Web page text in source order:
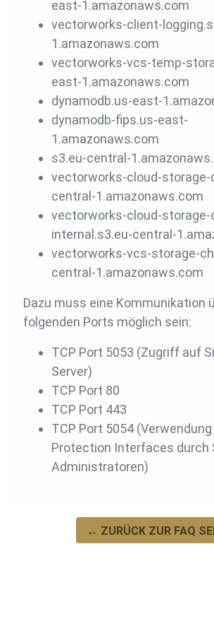
east-1.amazonaws.com
vectorworks-client-
1.amazonaws.com
vectorworks-vcs-temp-
east-1.amazonaws.com
dynamodb.us-east-
dynamodb-fips.us-east-
1.amazonaws.com
s3.eu-central-
vectorworks-cloud-storage-
central-1.amazonaws.com
vectorworks-cloud-storage-
internal.s3.eu-central-
vectorworks-vcs-storage-
central-1.amazonaws.com
Dazu muss eine Kommunikation
folgenden Ports möglich sein:
TCP Port 5053 (Zugriff auf
Server)
TCP Port 80
TCP Port 443
TCP Port 5054
Protection Interfaces durch
Administratoren)
← ZURÜCK ZUR FAQ